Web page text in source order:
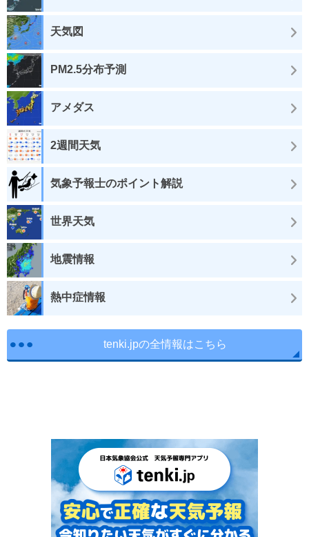
天気図
PM2.5分布予測
アメダス
2週間天気
気象予報士のポイント解説
世界天気
地震情報
熱中症情報
tenki.jpの全情報はこちら